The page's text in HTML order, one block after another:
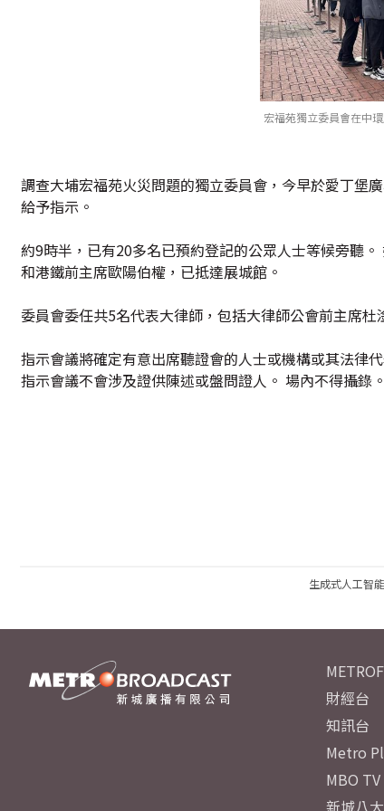
宏福苑獨立委員會在中
調查大埔宏福苑火災問題的獨立委員會，今早於愛丁堡
給予指示。
約9時半，已有20多名已預約登記的公眾人士等候旁聽
和港鐵前主席歐陽伯權，已抵達展城館。
委員會委任共5名代表大律師，包括大律師公會前主席
指示會議將確定有意出席聽證會的人士或機構或其法律
指示會議不會涉及證供陳述或盤問證人。 場內不得攝錄
生成式人工智
財經台
知訊台
Metro
MBO TV
新城八